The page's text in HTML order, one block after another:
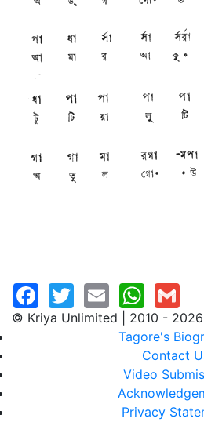
© Kriya Unlimited | 2010 - 2026
Tagore's
Contact
Video
Privacy